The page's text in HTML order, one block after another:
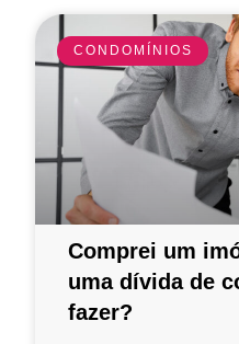
CONDOMÍNIOS
Comprei um
uma dívida de
fazer?